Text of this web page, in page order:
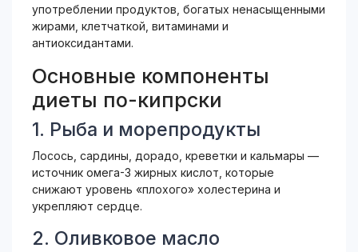
употреблении продуктов, богатых ненасыщенными
жирами, клетчаткой, витаминами и
антиоксидантами.
Основные компоненты
диеты по-кипрски
1. Рыба и морепродукты
Лосось, сардины, дорадо, креветки и кальмары —
источник омега-3 жирных кислот, которые
снижают уровень «плохого» холестерина и
укрепляют сердце.
2. Оливковое масло